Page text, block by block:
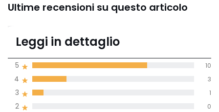
Ultime recensioni su questo articolo
4,6
di media tenendo
conto di tutti i
Leggi in dettaglio
2 0
3 1
4 3
5 10